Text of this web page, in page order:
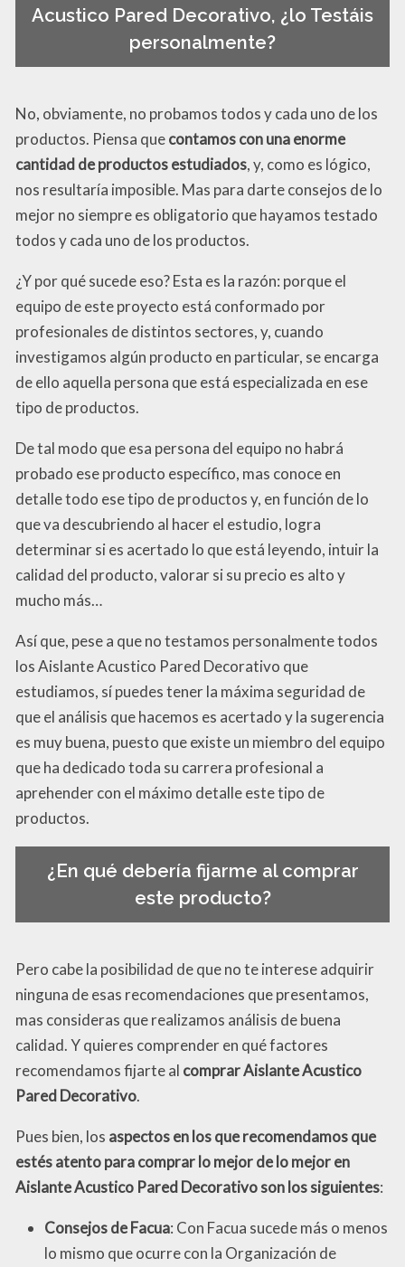
Acustico Pared Decorativo, ¿lo Testáis
personalmente?
No, obviamente, no probamos todos y cada uno de los
productos. Piensa quecontamos con una enorme
cantidad de productos estudiados, y, como es lógico,
nos resultaría imposible. Mas para darte consejos de lo
mejor no siempre es obligatorio que hayamos testado
todos y cada uno de los productos.
¿Y por qué sucede eso? Esta es la razón: porque el
equipo de este proyecto está conformado por
profesionales de distintos sectores, y, cuando
investigamos algún producto en particular, se encarga
de ello aquella persona que está especializada en ese
tipo de productos.
De tal modo que esa persona del equipo no habrá
probado ese producto específico, mas conoce en
detalle todo ese tipo de productos y, en función de lo
que va descubriendo al hacer el estudio, logra
determinar si es acertado lo que está leyendo, intuir la
calidad del producto, valorar si su precio es alto y
mucho más…
Así que, pese a que no testamos personalmente todos
los Aislante Acustico Pared Decorativo que
estudiamos, sí puedes tener la máxima seguridad de
que el análisis que hacemos es acertado y la sugerencia
es muy buena, puesto que existe un miembro del equipo
que ha dedicado toda su carrera profesional a
aprehender con el máximo detalle este tipo de
productos.
¿En qué debería fijarme al comprar
este producto?
Pero cabe la posibilidad de que no te interese adquirir
ninguna de esas recomendaciones que presentamos,
mas consideras que realizamos análisis de buena
calidad. Y quieres comprender en qué factores
recomendamos fijarte al comprar Aislante Acustico
Pared Decorativo.
Pues bien, los aspectos en los que recomendamos que
estés atento para comprar lo mejor de lo mejor en
Aislante Acustico Pared Decorativo son los siguientes:
Consejos de Facua: Con Facua sucede más o menos
lo mismo que ocurre con la Organización de